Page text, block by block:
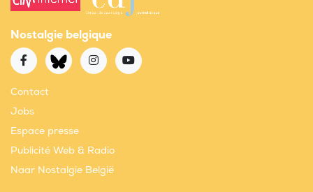
Nostalgie belgique
Contact
Jobs
Espace presse
Publicité Web & Radio
Naar Nostalgie België